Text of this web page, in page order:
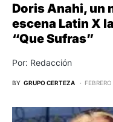
Doris Anahi, un
escena Latin X
“Que Sufras”
Por: Redacción
BY GRUPO CERTEZA